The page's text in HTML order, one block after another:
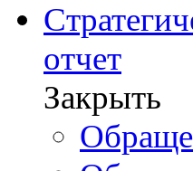
отчет
Закрыть